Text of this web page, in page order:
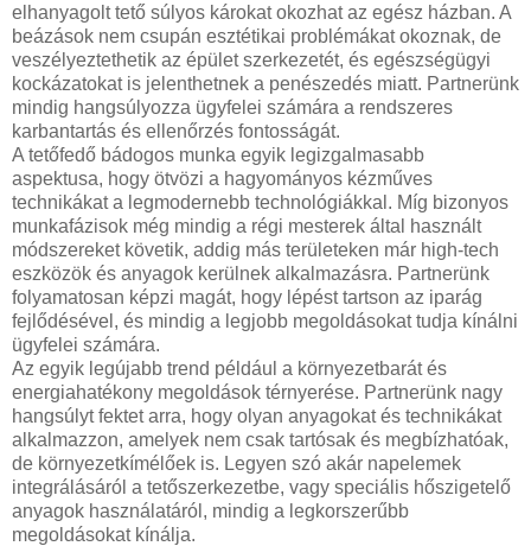
elhanyagolt tető súlyos károkat okozhat az egész házban. A
beázások nem csupán esztétikai problémákat okoznak, de
veszélyeztethetik az épület szerkezetét, és egészségügyi
kockázatokat is jelenthetnek a penészedés miatt. Partnerünk
mindig hangsúlyozza ügyfelei számára a rendszeres
karbantartás és ellenőrzés fontosságát.
A tetőfedő bádogos munka egyik legizgalmasabb
aspektusa, hogy ötvözi a hagyományos kézműves
technikákat a legmodernebb technológiákkal. Míg bizonyos
munkafázisok még mindig a régi mesterek által használt
módszereket követik, addig más területeken már high-tech
eszközök és anyagok kerülnek alkalmazásra. Partnerünk
folyamatosan képzi magát, hogy lépést tartson az iparág
fejlődésével, és mindig a legjobb megoldásokat tudja kínálni
ügyfelei számára.
Az egyik legújabb trend például a környezetbarát és
energiahatékony megoldások térnyerése. Partnerünk nagy
hangsúlyt fektet arra, hogy olyan anyagokat és technikákat
alkalmazzon, amelyek nem csak tartósak és megbízhatóak,
de környezetkímélőek is. Legyen szó akár napelemek
integrálásáról a tetőszerkezetbe, vagy speciális hőszigetelő
anyagok használatáról, mindig a legkorszerűbb
megoldásokat kínálja.